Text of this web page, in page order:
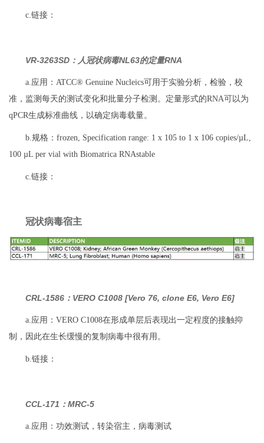
c.链接：
VR-3263SD：人冠状病毒NL63的定量RNA
a.应用：ATCC® Genuine Nucleics可用于实验分析，检验，校
准，监测每天的测试变化和批量分子检测。定量形式的RNA可以为
qPCR生成标准曲线，以确定病毒载量。
b.规格：frozen, Specification range: 1 x 105 to 1 x 106 copies/µL,
100 µL per vial with Biomatrica RNAstable
c.链接：
冠状病毒宿主
CRL-1586：VERO C1008 [Vero 76, clone E6, Vero E6]
a.应用：VERO C1008在形成单层后表现出一定程度的接触抑
制，因此在生长缓慢的复制病毒中很有用。
b.链接：
CCL-171：MRC-5
a.应用：功效测试，转染宿主，病毒测试